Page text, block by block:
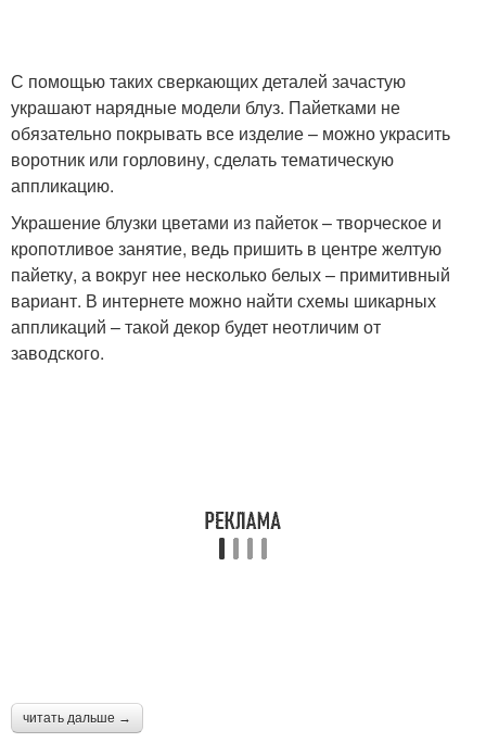
С помощью таких сверкающих деталей зачастую
украшают нарядные модели блуз. Пайетками не
обязательно покрывать все изделие – можно украсить
воротник или горловину, сделать тематическую
аппликацию.
Украшение блузки цветами из пайеток – творческое и
кропотливое занятие, ведь пришить в центре желтую
пайетку, а вокруг нее несколько белых – примитивный
вариант. В интернете можно найти схемы шикарных
аппликаций – такой декор будет неотличим от
заводского.
читать дальше →